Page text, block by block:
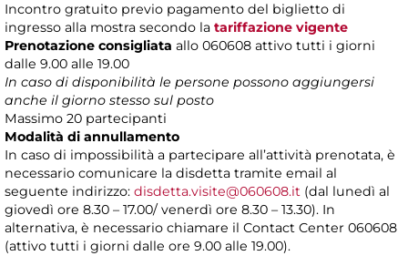
Incontro gratuito previo pagamento del biglietto di
ingresso alla mostra secondo la tariffazione vigente
Prenotazione consigliata allo 060608 attivo tutti i giorni
dalle 9.00 alle 19.00
In caso di disponibilità le persone possono aggiungersi
anche il giorno stesso sul posto
Massimo 20 partecipanti
Modalità di annullamento
In caso di impossibilità a partecipare all’attività prenotata, è
necessario comunicare la disdetta tramite email al
seguente indirizzo: disdetta.visite@060608.it (dal lunedì al
giovedì ore 8.30 – 17.00/ venerdì ore 8.30 – 13.30). In
alternativa, è necessario chiamare il Contact Center 060608
(attivo tutti i giorni dalle ore 9.00 alle 19.00).